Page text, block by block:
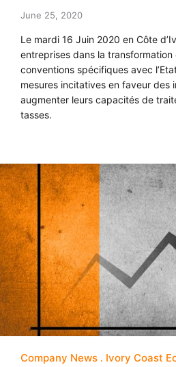
June 25, 2020
Le mardi 16 Juin 2020 en Côte
entreprises dans la transformation
conventions spécifiques avec
mesures incitatives en faveur des
augmenter leurs capacités de
tasses.
Company News
Ivory Coast